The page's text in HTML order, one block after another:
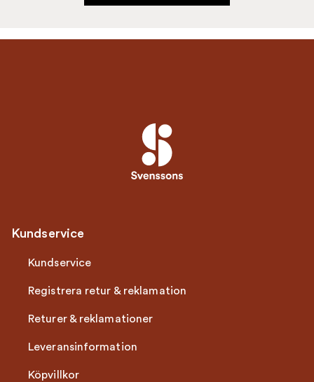
Kundservice
Kundservice
Registrera retur & reklamation
Returer & reklamationer
Leveransinformation
Köpvillkor